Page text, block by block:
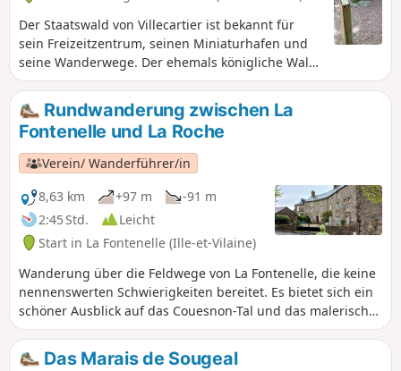
Der Staatswald von Villecartier ist bekannt für
sein Freizeitzentrum, seinen Miniaturhafen und
seine Wanderwege. Der ehemals königliche Wald
hat eine Fläche von 1000 ha. Er ist übersät mit
mehr oder weniger alten Denkmälern, die von
den menschlichen Aktivitäten im Laufe seiner
Geschichte zeugen. Auf der vorgeschlagenen
Route können Sie einige davon entdecken und mit
etwas Glück auch die vierbeinigen Bewohner des
Waldes. Dazu sollten Sie sich jedoch relativ leise
verhalten.
Rundwanderung zwischen La
Fontenelle und La Roche
Verein/ Wanderführer/in
8,63 km
+97 m
-91 m
2:45 Std.
Leicht
Start in La Fontenelle (Ille-et-Vilaine)
Wanderung über die Feldwege von La Fontenelle, die keine
nennenswerten Schwierigkeiten bereitet. Es bietet sich ein
schöner Ausblick auf das Couesnon-Tal und das malerische
Dorf La Roche. Die Architektur einiger Häuser ist
bemerkenswert, mit verzierten Fenstern und Rundbogen-
Türen mit doppelten Rollwerkverzierungen...
Das Marais de Sougeal